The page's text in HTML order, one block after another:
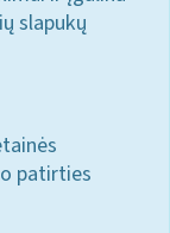
slapukų
patirties